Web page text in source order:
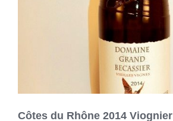
Côtes du Rhône 2014 Viognier